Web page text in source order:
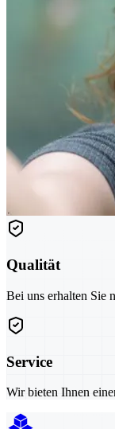
Qualität
Bei uns erhalten Sie
Service
Wir bieten Ihnen